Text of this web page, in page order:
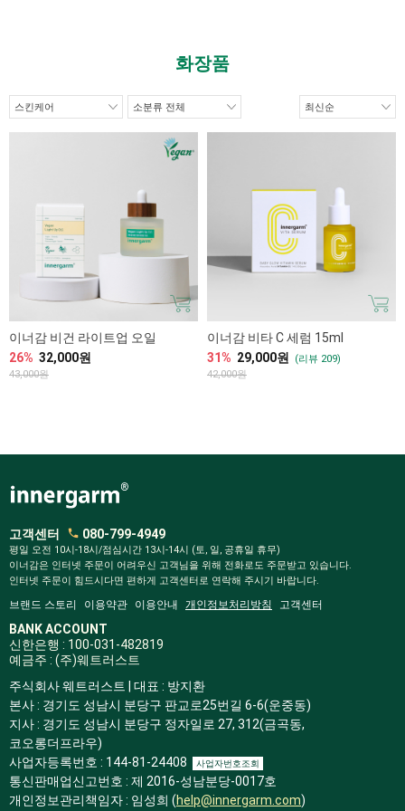
화장품
이너감 비건 라이트업 오일
26% 32,000원
43,000원
이너감 비타 C 세럼 15ml
31% 29,000원
(리뷰 209)
42,000원
고객센터 080-799-4949
평일 오전 10시-18시/점심시간 13시-14시 (토, 일, 공휴일 휴무)
이너감은 인터넷 주문이 어려우신 고객님을 위해 전화로도 주문받고 있습니다.
인터넷 주문이 힘드시다면 편하게 고객센터로 연락해 주시기 바랍니다.
브랜드 스토리 이용약관 이용안내 개인정보처리방침 고객센터
BANK ACCOUNT
신한은행 : 100-031-482819
예금주 : (주)웨트러스트
주식회사 웨트러스트 | 대표 : 방지환
본사 : 경기도 성남시 분당구 판교로25번길 6-6(운중동)
지사 : 경기도 성남시 분당구 정자일로 27, 312(금곡동,
코오롱더프라우)
사업자등록번호 : 144-81-24408
사업자번호조회
통신판매업신고번호 : 제 2016-성남분당-0017호
개인정보관리책임자 : 임성희 (help@innergarm.com)